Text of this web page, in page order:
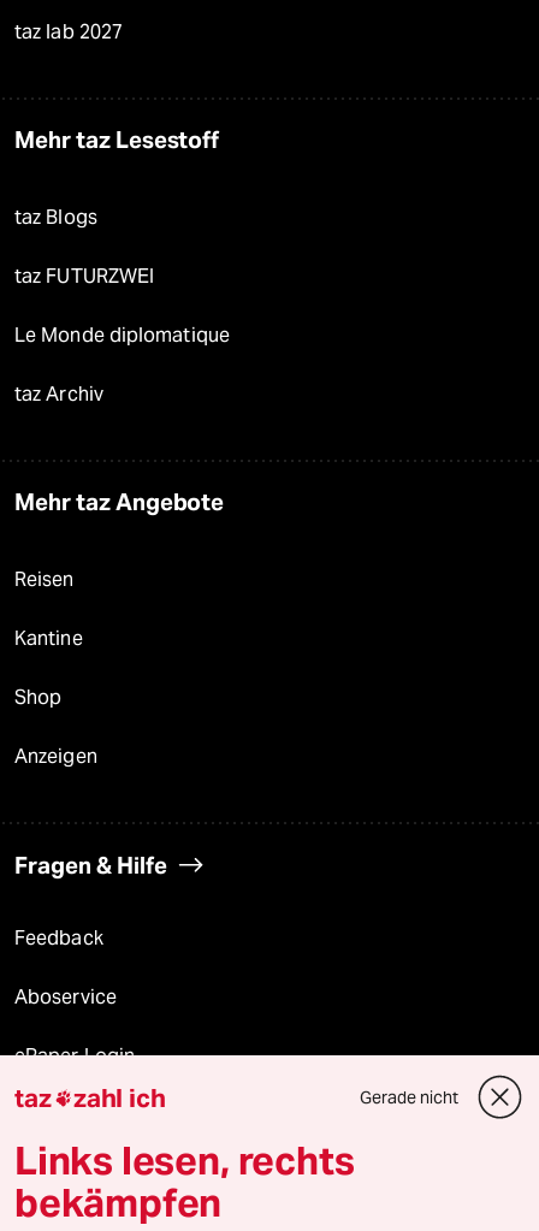
taz lab 2027
Mehr taz Lesestoff
taz Blogs
taz FUTURZWEI
Le Monde diplomatique
taz Archiv
Mehr taz Angebote
Reisen
Kantine
Shop
Anzeigen
Fragen & Hilfe
Feedback
Aboservice
ePaper Login
Downloads für Abonnierende
© 2026 taz Verlags und Vertriebs GmbH
taz zahl ich Gerade nicht
Links lesen, rechts
bekämpfen